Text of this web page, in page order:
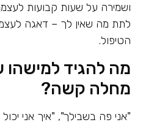
ושמירה על שעות קבועות
לתת מה שאין לך – דאגה
הטיפול.
מה להגיד
מחלה קשה?
"אני פה בשבילך", "איך אני